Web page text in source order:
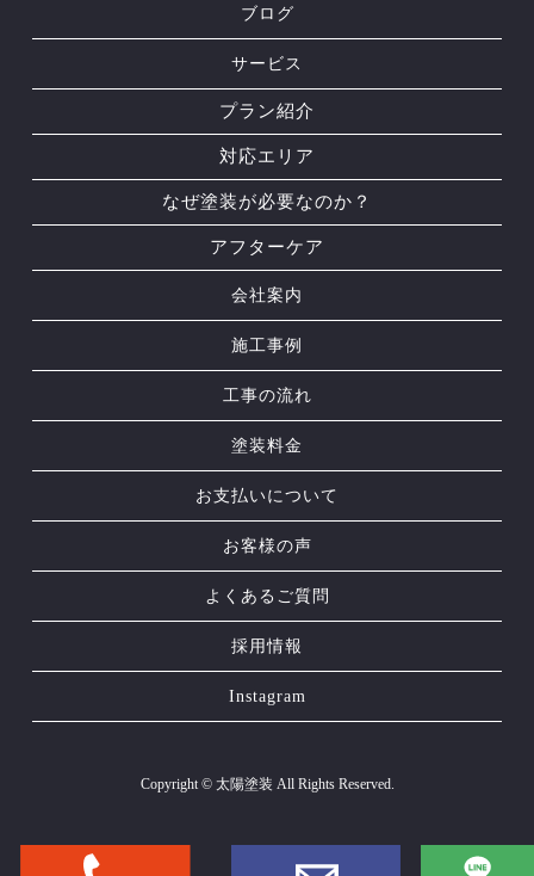
ブログ
サービス
プラン紹介
対応エリア
なぜ塗装が必要なのか？
アフターケア
会社案内
施工事例
工事の流れ
塗装料金
お支払いについて
お客様の声
よくあるご質問
採用情報
Instagram
Copyright © 太陽塗装 All Rights Reserved.